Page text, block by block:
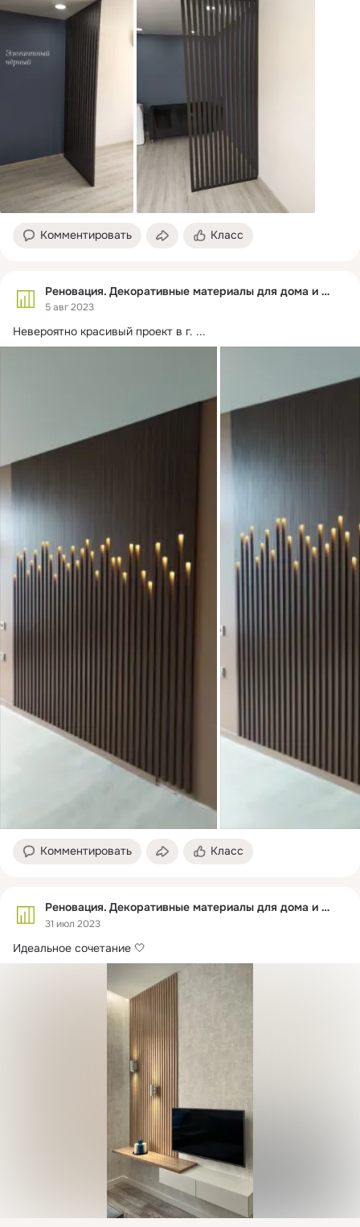
Комментировать Класс
Реновация. Декоративные материалы для дома и офиса
5 авг 2023
Невероятно красивый проект в г. ...
Комментировать Класс
Реновация. Декоративные материалы для дома и офиса
31 июл 2023
Идеальное сочетание 🤍